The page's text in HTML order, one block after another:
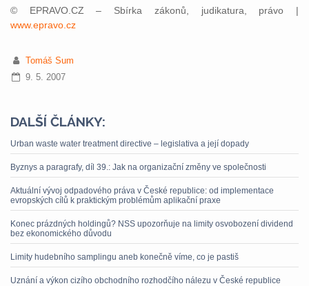
© EPRAVO.CZ – Sbírka zákonů, judikatura, právo |
www.epravo.cz
Tomáš Sum
9. 5. 2007
DALŠÍ ČLÁNKY:
Urban waste water treatment directive – legislativa a její dopady
Byznys a paragrafy, díl 39.: Jak na organizační změny ve společnosti
Aktuální vývoj odpadového práva v České republice: od implementace
evropských cílů k praktickým problémům aplikační praxe
Konec prázdných holdingů? NSS upozorňuje na limity osvobození dividend
bez ekonomického důvodu
Limity hudebního samplingu aneb konečně víme, co je pastiš
Uznání a výkon cizího obchodního rozhodčího nálezu v České republice